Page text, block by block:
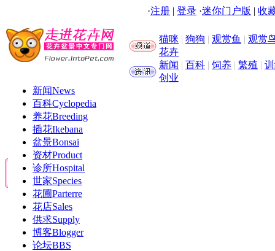
·注册 | 登录 ·迷你门户版 | 收
猫咪 | 狗狗 | 观赏鱼 | 观赏
花卉
新闻 | 百科 | 饲养 | 繁殖 |
创业
新闻News
百科Cyclopedia
养花Breeding
插花Ikebana
盆景Bonsai
资材Product
诊所Hospital
世家Species
花圃Parterre
花店Sales
供求Supply
博客Blogger
论坛BBS